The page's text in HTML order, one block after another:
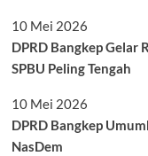
10 Mei 2026
DPRD Bangkep Gelar
SPBU Peling Tengah
10 Mei 2026
DPRD Bangkep
NasDem